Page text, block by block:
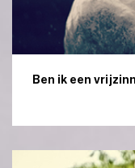
Ben ik een